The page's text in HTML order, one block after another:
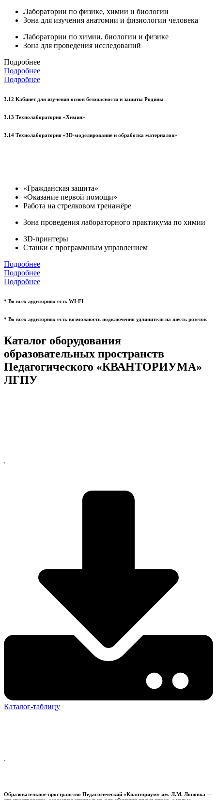
Лаборатории по физике, химии и биологии
Зона для изучения анатомии и физиологии человека
Лаборатории по химии, биологии и физике
Зона для проведения исследований
Подробнее
Подробнее
Подробнее
3.12 Кабинет для изучения основ безопасности и защиты Родины
3.13 Технолаборатория «Химия»
3.14 Технолаборатория «3D-моделирование и обработка материалов»
«Гражданская защита»
«Оказание первой помощи»
Работа на стрелковом тренажёре
Зона проведения лабораторного практикума по химии
3D-принтеры
Станки с программным управлением
Подробнее
Подробнее
Подробнее
* Во всех аудиториях есть WI-FI
* Во всех аудиториях есть возможность подключения удлинителя на шесть розеток
Каталог оборудования
образовательных пространств
Педагогического «КВАНТОРИУМА»
ЛГПУ
.
Каталог-таблицу
.
Образовательное пространство Педагогический «Кванториум» им. Л.М. Лоповка —